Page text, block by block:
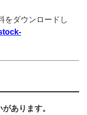
をダウンロードし
あります。